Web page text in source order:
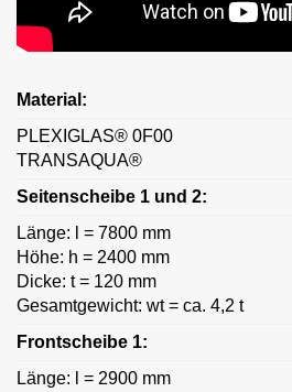
Material:
PLEXIGLAS® 0F00
TRANSAQUA®
Seitenscheibe 1 und 2:
Länge: l = 7800 mm
Höhe: h = 2400 mm
Dicke: t = 120 mm
Gesamtgewicht: wt = ca. 4,2 t
Frontscheibe 1:
Länge: l = 2900 mm